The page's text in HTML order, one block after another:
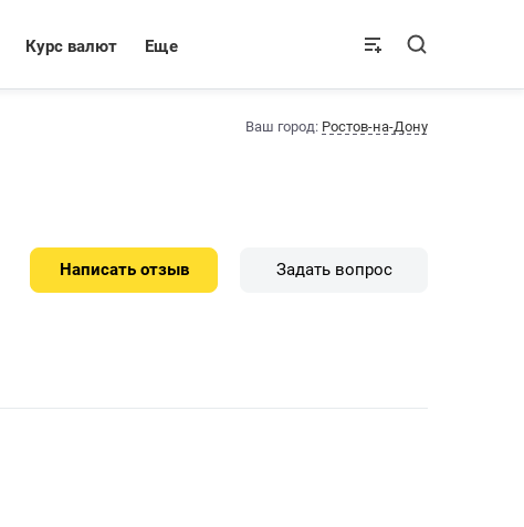
Курс валют Еще
Ваш город: Ростов-на-Дону
Написать отзыв Задать вопрос